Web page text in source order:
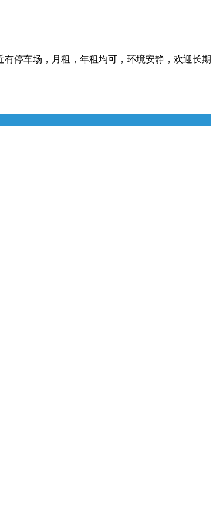
停车场，月租，年租均可，环境安静，欢迎长期